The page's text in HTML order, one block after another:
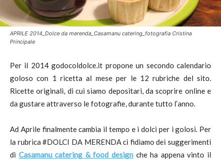
APRILE 2014_Dolce da merenda_Casamanu catering_fotografia Cristina
Principale
Per il 2014 godocoldolce.it propone un secondo calendario
goloso con 1 ricetta al mese per le 12 rubriche del sito.
Ricette originali, di cui siamo depositari, da scoprire online e
da gustare attraverso le fotografie, durante tutto l’anno.
Ad Aprile finalmente cambia il tempo e i dolci per i golosi. Per
la rubrica #DOLCI DA MERENDA ci fidiamo dei suggerimenti
di Casamanu catering & food design che ha appena vinto il